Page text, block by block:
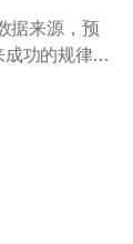
据来源，预
功的规律模